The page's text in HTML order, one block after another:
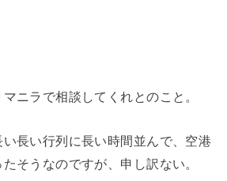
ニラで相談してくれとのこと。
長い行列に長い時間並んで、空港
そうなのですが、申し訳ない。